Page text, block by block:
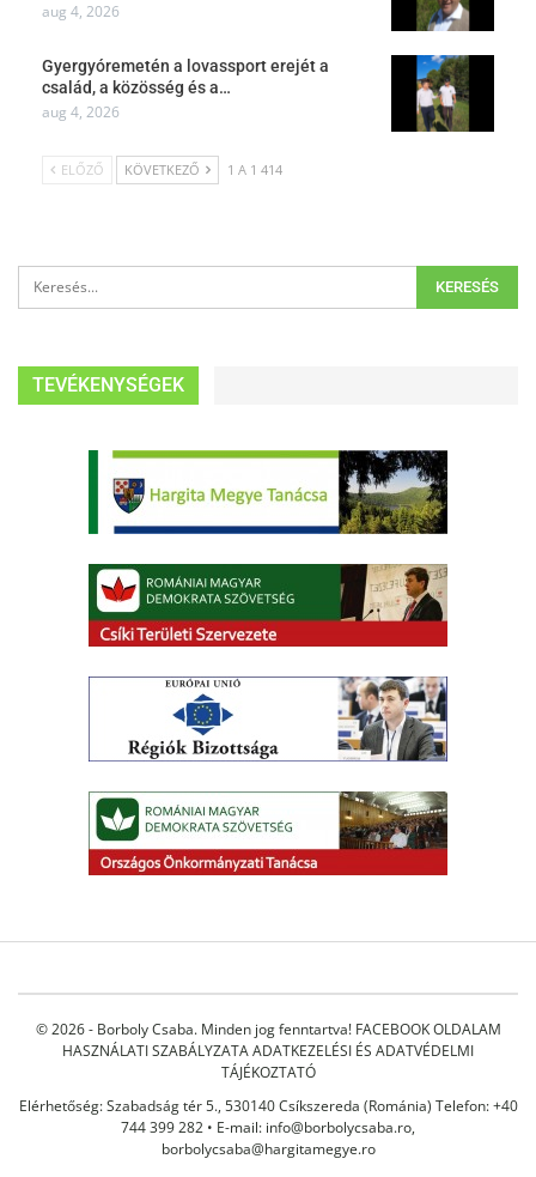
aug 4, 2026
Gyergyóremetén a lovassport erejét a
család, a közösség és a…
aug 4, 2026
ELŐZŐ KÖVETKEZŐ 1 A 1 414
TEVÉKENYSÉGEK
© 2026 - Borboly Csaba. Minden jog fenntartva! FACEBOOK OLDALAM
HASZNÁLATI SZABÁLYZATAADATKEZELÉSI ÉS ADATVÉDELMI
TÁJÉKOZTATÓ
Elérhetőség: Szabadság tér 5., 530140 Csíkszereda (Románia) Telefon: +40
744 399 282 • E-mail: info@borbolycsaba.ro,
borbolycsaba@hargitamegye.ro